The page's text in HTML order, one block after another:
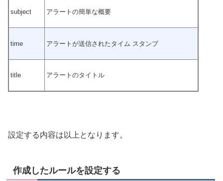
subject アラートの簡単な概要
time アラートが送信されたタイム スタンプ
title アラートのタイトル
設定する内容は以上となります。
作成したルールを設定する